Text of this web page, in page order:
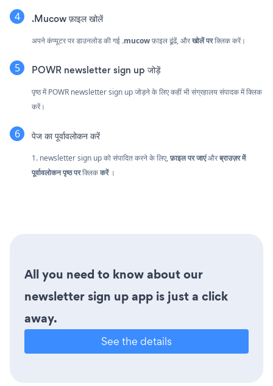
.Mucow फ़ाइल खोलें
अपने कंप्यूटर पर डाउनलोड की गई.mucowफ़ाइल ढूंढें, औरखोलें परक्लिक करें।
POWR newsletter sign up जोड़ें
पृष्ठ में POWR newsletter sign up जोड़ने के लिए कहीं भी संग्रहालय संपादक में क्लिक
करें।
पेज का पूर्वावलोकन करें
1. newsletter sign up को संपादित करने के लिए,फ़ाइल पर जाएंऔरब्राउज़र में
पूर्वावलोकन पृष्ठ परक्लिककरें।
All you need to know about our
newsletter sign up app is just a click
away.
See the details